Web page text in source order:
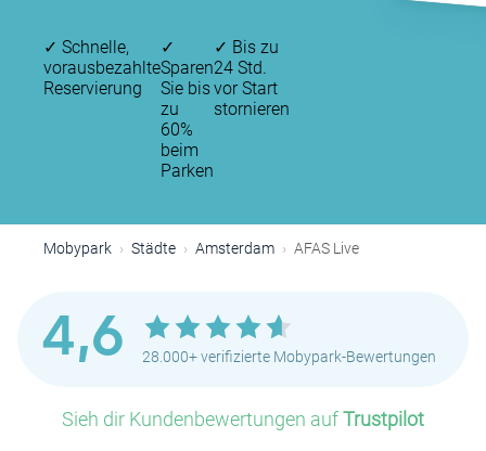
✓ Schnelle,
vorausbezahlte
Reservierung
✓
Sparen
Sie bis
zu
60%
beim
Parken
✓ Bis zu
24 Std.
vor Start
stornieren
Mobypark Städte Amsterdam AFAS Live
4,6 28.000+ verifizierte Mobypark-Bewertungen
Sieh dir Kundenbewertungen aufTrustpilot
P